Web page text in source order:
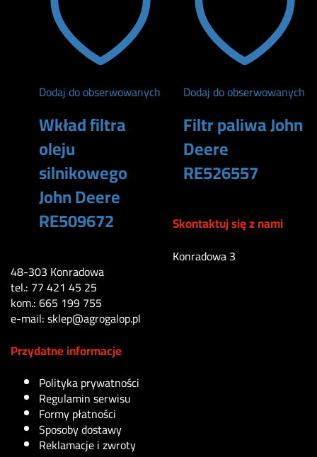
Dodaj do obserwowanych
Wkład filtra
oleju
silnikowego
John Deere
RE509672
Dodaj do obserwowanych
Filtr paliwa John
Deere
RE526557
Skontaktuj się z nami
Konradowa 3
48-303 Konradowa
tel.: 77 421 45 25
kom.: 665 199 755
e-mail: sklep@agrogalop.pl
Przydatne informacje
Polityka prywatności
Regulamin serwisu
Formy płatności
Sposoby dostawy
Reklamacje i zwroty